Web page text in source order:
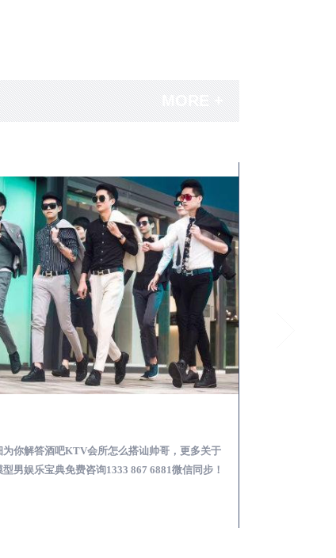
为你解答酒吧KTV会所怎么搭讪帅哥，更多关于
男娱乐宝典免费咨询1333 867 6881微信同步！